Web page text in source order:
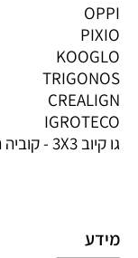
OPPI
PIXIO
KOOGLO
TRIGONOS
CREALIGN
IGROTECO
גו קיוב 3X3 - קוביה הונגרית אינטראקטיבית
מידע